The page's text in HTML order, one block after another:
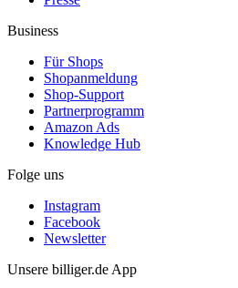
Business
Für Shops
Shopanmeldung
Shop-Support
Partnerprogramm
Amazon Ads
Knowledge Hub
Folge uns
Instagram
Facebook
Newsletter
Unsere billiger.de App